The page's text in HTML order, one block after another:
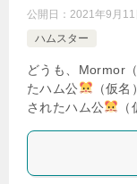
公開日： 2021年9月11
ハムスター
どうも、Mormor
たハム公
（仮
されたハム公